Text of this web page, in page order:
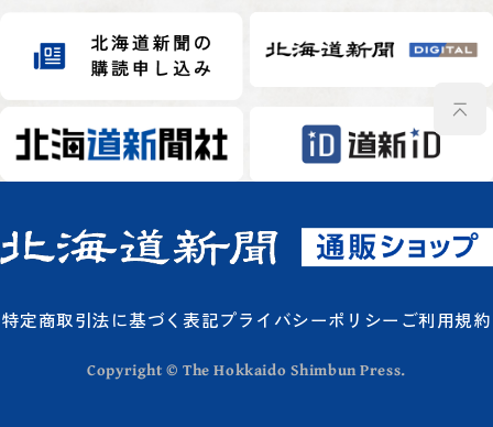
特定商取引法に基づく表記プライバシーポリシー ご利用規約
Copyright © The Hokkaido Shimbun Press.